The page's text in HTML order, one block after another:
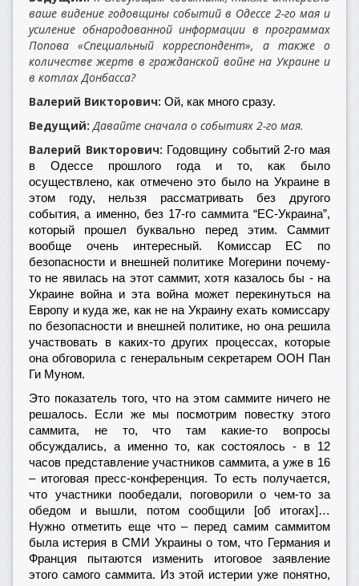
ваше видение годовщины событий в Одессе 2-го мая и
усиление обнародованной информации в программах
Попова «Специальный корреспондент», а также о
количестве жертв в гражданской войне на Украине и
в котлах Донбасса?
Валерий Викторович: Ой, как много сразу.
Ведущий: Давайте сначала о событиях 2-го мая.
Валерий Викторович: Годовщину событий 2-го мая
в Одессе прошлого года и то, как было
осуществлено, как отмечено это было на Украине в
этом году, нельзя рассматривать без другого
события, а именно, без 17-го саммита “ЕС-Украина”,
который прошел буквально перед этим. Саммит
вообще очень интересный. Комиссар ЕС по
безопасности и внешней политике Могерини почему-
то не явилась на этот саммит, хотя казалось бы - на
Украине война и эта война может перекинуться на
Европу и куда же, как не на Украину ехать комиссару
по безопасности и внешней политике, но она решила
участвовать в каких-то других процессах, которые
она обговорила с генеральным секретарем ООН Пан
Ги Муном.
Это показатель того, что на этом саммите ничего не
решалось. Если же мы посмотрим повестку этого
саммита, не то, что там какие-то вопросы
обсуждались, а именно то, как состоялось - в 12
часов представление участников саммита, а уже в 16
– итоговая пресс-конференция. То есть получается,
что участники пообедали, поговорили о чем-то за
обедом и вышли, потом сообщили [об итогах]…
Нужно отметить еще что – перед самим саммитом
была истерия в СМИ Украины о том, что Германия и
Франция пытаются изменить итоговое заявление
этого самого саммита. Из этой истерии уже понятно,